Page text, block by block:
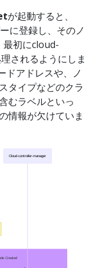
が起動すると、
に登録し、そのノ
最初にcloud-
されるようにしま
ドアドレスや、ノ
タイプなどのクラ
むラベルといっ
情報が欠けていま